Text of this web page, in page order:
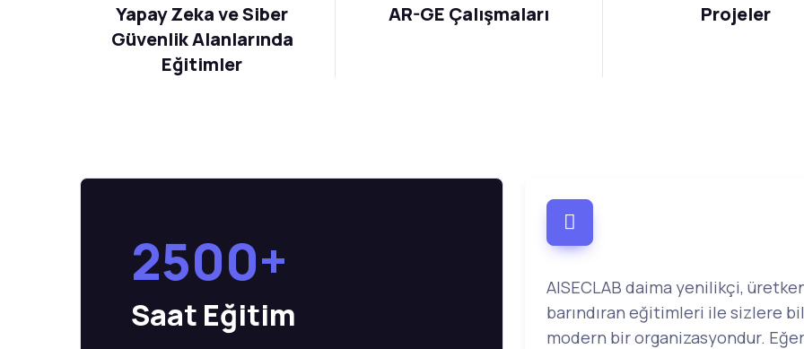
Yapay Zeka ve Siber
Güvenlik Alanlarında
Eğitimler
AR-GE Çalışmaları Projeler
2500+
Saat Eğitim
AISECLAB daima yenilikçi,
barındıran eğitimleri ile sizlere
modern bir organizasyondur.